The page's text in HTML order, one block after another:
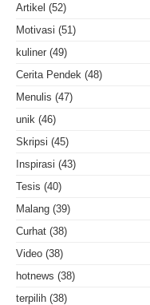
Artikel (52)
Motivasi (51)
kuliner (49)
Cerita Pendek (48)
Menulis (47)
unik (46)
Skripsi (45)
Inspirasi (43)
Tesis (40)
Malang (39)
Curhat (38)
Video (38)
hotnews (38)
terpilih (38)